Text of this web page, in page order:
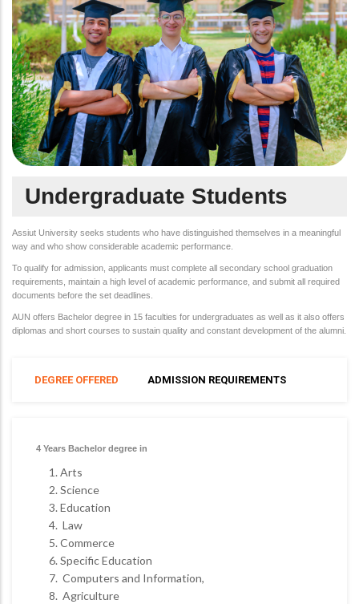
Undergraduate Students
Assiut University seeks students who have distinguished themselves in a meaningful
way and who show considerable academic performance.
To qualify for admission, applicants must complete all secondary school graduation
requirements, maintain a high level of academic performance, and submit all required
documents before the set deadlines.
AUN offers Bachelor degree in 15 faculties for undergraduates as well as it also offers
diplomas and short courses to sustain quality and constant development of the alumni.
DEGREE OFFERED ADMISSION REQUIREMENTS
4 Years Bachelor degree in
Arts
Science
Education
Law
Commerce
Specific Education
Computers and Information,
Agriculture